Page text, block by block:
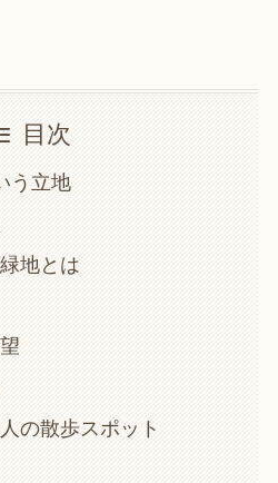
目次
う立地
地とは
の散歩スポット